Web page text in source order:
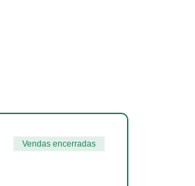
Vendas encerradas